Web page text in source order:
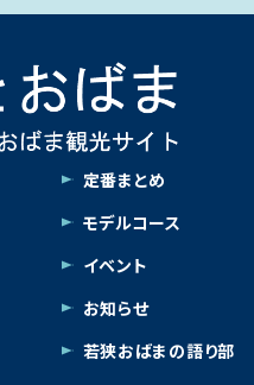
定番まとめ
モデルコース
イベント
お知らせ
若狭おばまの語り部